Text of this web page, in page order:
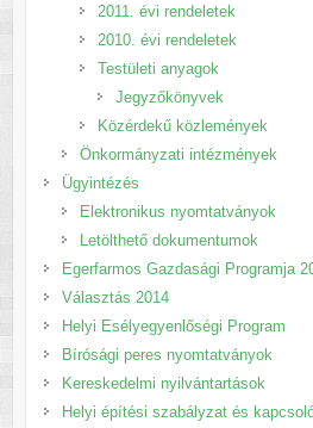
2011. évi rendeletek
2010. évi rendeletek
Testületi anyagok
Jegyzőkönyvek
Közérdekű közlemények
Önkormányzati intézmények
Ügyintézés
Elektronikus nyomtatványok
Letölthető dokumentumok
Egerfarmos Gazdasági Programja
Választás 2014
Helyi Esélyegyenlőségi Program
Bírósági peres nyomtatványok
Kereskedelmi nyilvántartások
Helyi építési szabályzat és